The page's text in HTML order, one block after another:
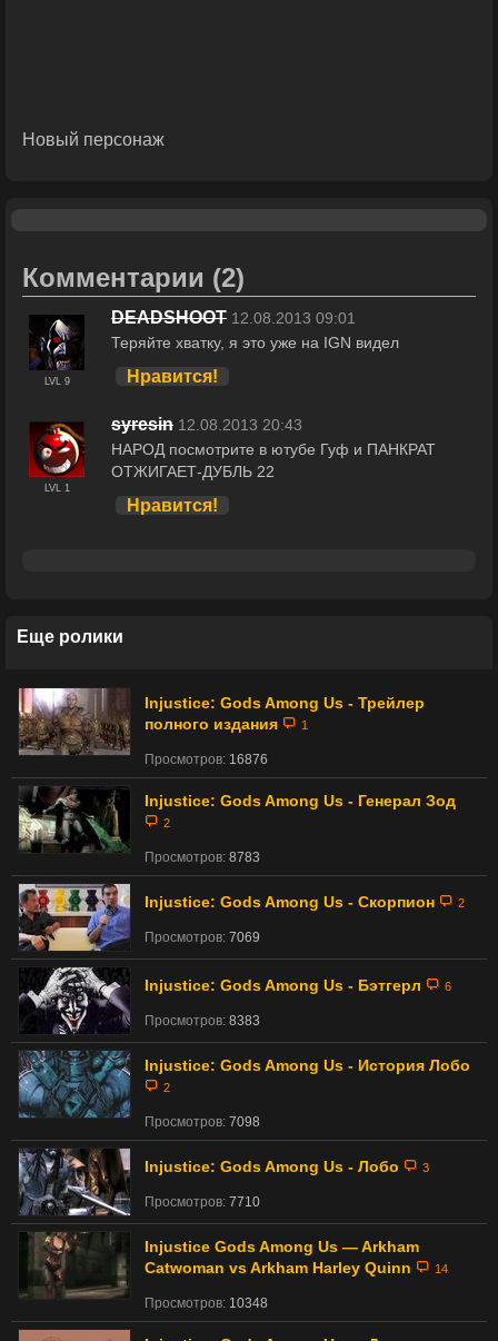
Новый персонаж
Комментарии (2)
LVL 9
DEADSHOOT 12.08.2013 09:01
Теряйте хватку, я это уже на IGN видел
Нравится!
LVL 1
syresin 12.08.2013 20:43
НАРОД посмотрите в ютубе Гуф и ПАНКРАТ
ОТЖИГАЕТ-ДУБЛЬ 22
Нравится!
Еще ролики
Injustice: Gods Among Us - Трейлер
полного издания
1
Просмотров: 16876
Injustice: Gods Among Us - Генерал Зод
2
Просмотров: 8783
Injustice: Gods Among Us - Скорпион 2
Просмотров: 7069
Injustice: Gods Among Us - Бэтгерл 6
Просмотров: 8383
Injustice: Gods Among Us - История Лобо
2
Просмотров: 7098
Injustice: Gods Among Us - Лобо 3
Просмотров: 7710
Injustice Gods Among Us — Arkham
Catwoman vs Arkham Harley Quinn
14
Просмотров: 10348